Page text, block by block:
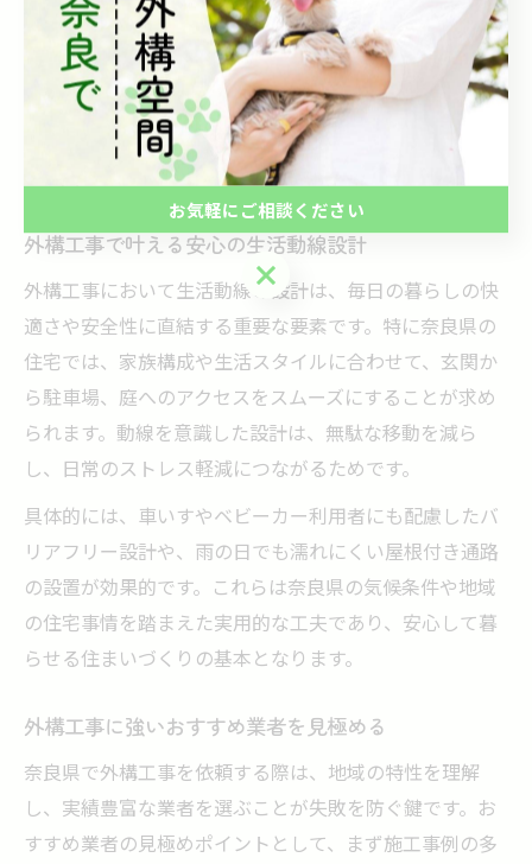
明・防犯カメラなどのIoT技術を取り入れた外構も増えて
います。奈良県の住宅事情に適したこれらの最新手法
は、より快適で安全な暮らしを支えるとともに、資産価
値の向上にも寄与します。実際に施工事例を見ること
で、具体的なイメージをつかみやすくなります。
外構工事で叶える安心の生活動線設計
外構工事において生活動線の設計は、毎日の暮らしの快
適さや安全性に直結する重要な要素です。特に奈良県の
住宅では、家族構成や生活スタイルに合わせて、玄関か
ら駐車場、庭へのアクセスをスムーズにすることが求め
られます。動線を意識した設計は、無駄な移動を減ら
し、日常のストレス軽減につながるためです。
具体的には、車いすやベビーカー利用者にも配慮したバ
リアフリー設計や、雨の日でも濡れにくい屋根付き通路
の設置が効果的です。これらは奈良県の気候条件や地域
の住宅事情を踏まえた実用的な工夫であり、安心して暮
らせる住まいづくりの基本となります。
外構工事に強いおすすめ業者を見極める
奈良県で外構工事を依頼する際は、地域の特性を理解
し、実績豊富な業者を選ぶことが失敗を防ぐ鍵です。お
すすめ業者の見極めポイントとして、まず施工事例の多
お気軽にご相談ください
お気軽にご相談ください